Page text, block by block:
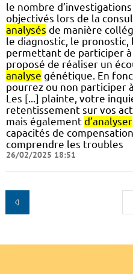
le nombre
objectivés lors de la
analysés de manière
le diagnostic, le pronostic,
permettant de participer
proposé de réaliser un
analyse génétique. En
pourrez ou non participer
Les [...] plainte, votre
retentissement sur vos
mais également d’analyser
capacités de
comprendre les troubles
26/02/2025 18:51